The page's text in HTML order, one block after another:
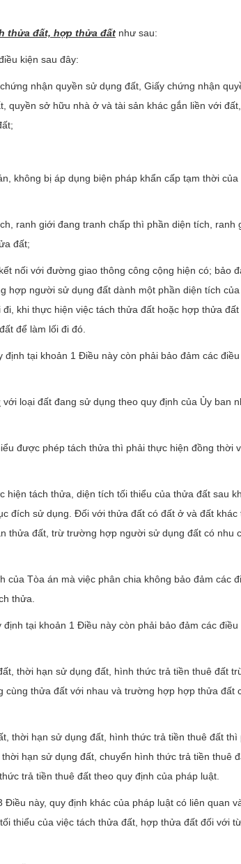
thửa đất, hợp thửa đất như sau:
kiện sau đây:
nhận quyền sử dụng đất, Giấy chứng nhận
quyền sở hữu nhà ở và tài sản khác gắn liền với
không bị áp dụng biện pháp khẩn cấp tạm thời của
ranh giới đang tranh chấp thì phần diện tích, ranh
đất;
nối với đường giao thông công cộng hiện có; bảo
hợp người sử dụng đất dành một phần diện tích
khi thực hiện việc tách thửa đất hoặc hợp thửa
để làm lối đi đó.
tại khoản 1 Điều này còn phải bảo đảm các
với loại đất đang sử dụng theo quy định của Ủy ban
được phép tách thửa thì phải thực hiện đồng thời
tách thửa, diện tích tối thiểu của thửa đất sau
đích sử dụng. Đối với thửa đất có đất ở và đất khác
thửa đất, trừ trường hợp người sử dụng đất có nhu
Tòa án mà việc phân chia không bảo đảm các
thửa.
tại khoản 1 Điều này còn phải bảo đảm các điều
thời hạn sử dụng đất, hình thức trả tiền thuê đất
thửa đất với nhau và trường hợp hợp thửa đất
thời hạn sử dụng đất, hình thức trả tiền thuê đất thì
hạn sử dụng đất, chuyển hình thức trả tiền thuê
trả tiền thuê đất theo quy định của pháp luật.
này, quy định khác của pháp luật có liên quan
thiểu của việc tách thửa đất, hợp thửa đất đối với